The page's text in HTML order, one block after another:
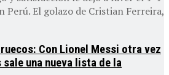
Perú. El golazo de Cristian Ferreira,
Con Lionel Messi otra vez
una nueva lista de la